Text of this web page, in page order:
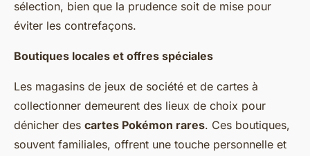
sélection, bien que la prudence soit de mise pour
éviter les contrefaçons.
Boutiques locales et offres spéciales
Les magasins de jeux de société et de cartes à
collectionner demeurent des lieux de choix pour
dénicher des cartes Pokémon rares. Ces boutiques,
souvent familiales, offrent une touche personnelle et